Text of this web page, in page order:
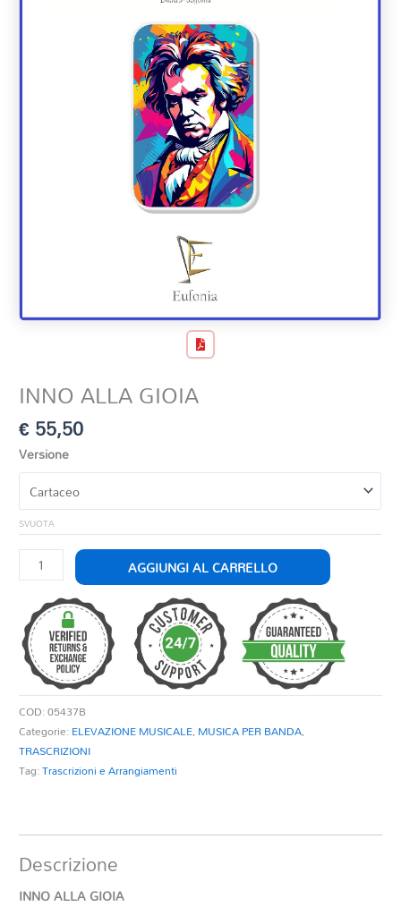
INNO ALLA GIOIA
€55,50
Versione
SVUOTA
INNO
ALLA
GIOIA
quantità
AGGIUNGI AL CARRELLO
COD:05437B
Categorie: ELEVAZIONE MUSICALE, MUSICA PER BANDA,
TRASCRIZIONI
Tag:Trascrizioni e Arrangiamenti
Descrizione
INNO ALLA GIOIA